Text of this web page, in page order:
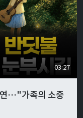
03:27
연…"가족의 소중